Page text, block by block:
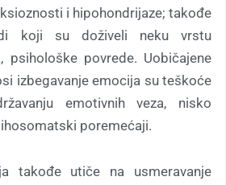
i hipohondrijaze; takođe
koji su doživeli neku vrstu
psihološke povrede. Uobičajene
izbegavanje emocija su teškoće
emotivnih veza, nisko
poremećaji.
takođe utiče na usmeravanje